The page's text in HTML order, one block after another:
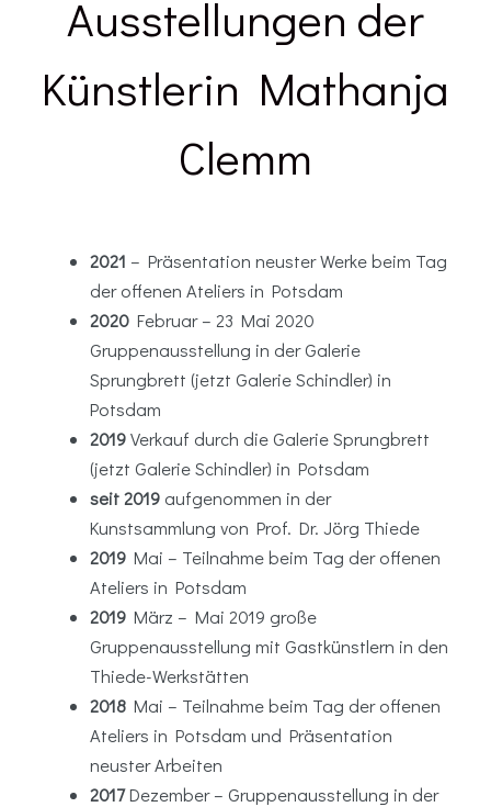
Ausstellungen der
Künstlerin Mathanja
Clemm
2021 – Präsentation neuster Werke beim Tag
der offenen Ateliers in Potsdam
2020 Februar – 23 Mai 2020
Gruppenausstellung in der Galerie
Sprungbrett (jetzt Galerie Schindler) in
Potsdam
2019Verkauf durch die Galerie Sprungbrett
(jetzt Galerie Schindler) in Potsdam
seit 2019 aufgenommen in der
Kunstsammlung von Prof. Dr. Jörg Thiede
2019 Mai – Teilnahme beim Tag der offenen
Ateliers in Potsdam
2019 März – Mai 2019 große
Gruppenausstellung mit Gastkünstlern in den
Thiede-Werkstätten
2018 Mai – Teilnahme beim Tag der offenen
Ateliers in Potsdam und Präsentation
neuster Arbeiten
2017Dezember – Gruppenausstellung in der